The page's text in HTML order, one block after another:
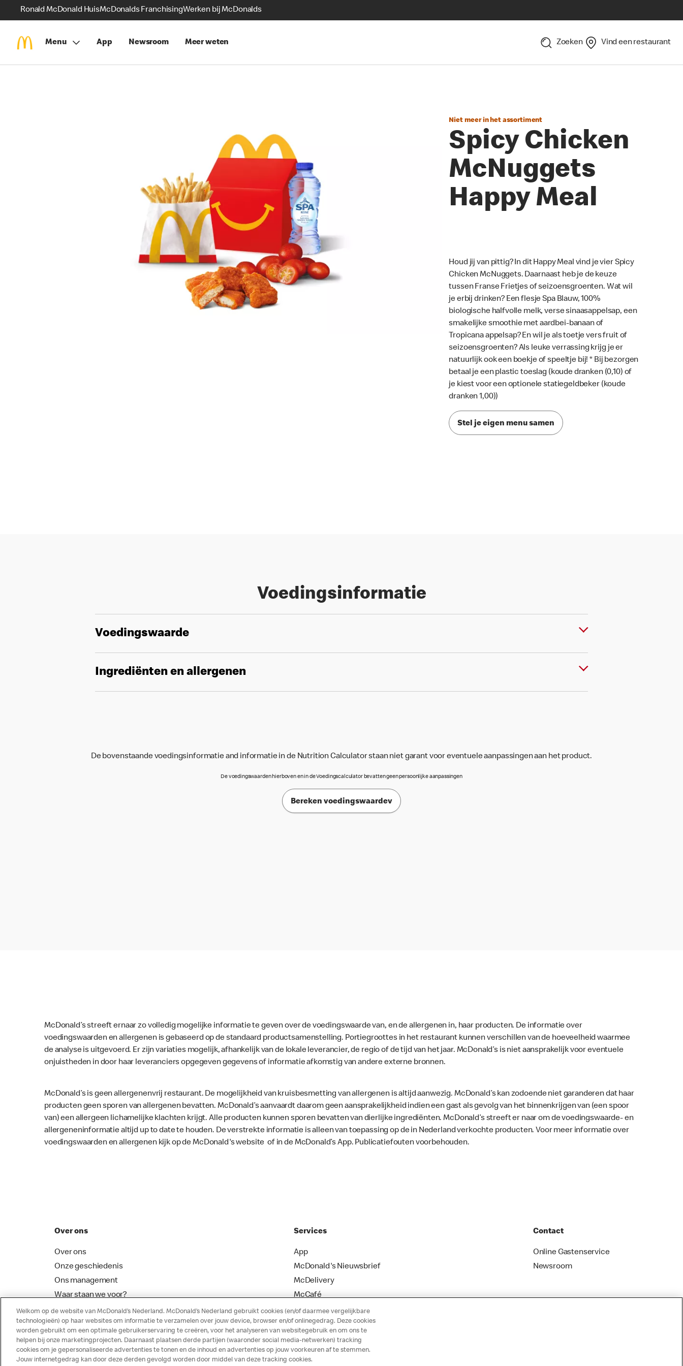
Ronald McDonald HuisMcDonalds FranchisingWerken bij McDonalds
Menu App Newsroom Meer weten Zoeken Vind een restaurant
Niet meer in het assortiment
Spicy Chicken
McNuggets
Happy Meal
Houd jij van pittig? In dit Happy Meal vind je vier Spicy
Chicken McNuggets. Daarnaast heb je de keuze
tussen Franse Frietjes of seizoensgroenten. Wat wil
je erbij drinken? Een flesje Spa Blauw, 100%
biologische halfvolle melk, verse sinaasappelsap, een
smakelijke smoothie met aardbei-banaan of
Tropicana appelsap? En wil je als toetje vers fruit of
seizoensgroenten? Als leuke verrassing krijg je er
natuurlijk ook een boekje of speeltje bij! * Bij bezorgen
betaal je een plastic toeslag (koude dranken (0,10) of
je kiest voor een optionele statiegeldbeker (koude
dranken 1,00))
Stel je eigen menu samen
Voedingsinformatie
Voedingswaarde
Ingrediënten en allergenen
De bovenstaande voedingsinformatie and informatie in de Nutrition Calculator staan niet garant voor eventuele aanpassingen aan het product.
De voedingswaarden hierboven en in de Voedingscalculator bevatten geen persoonlijke aanpassingen
Bereken voedingswaardev
McDonald’s streeft ernaar zo volledig mogelijke informatie te geven over de voedingswaarde van, en de allergenen in, haar producten. De informatie over
voedingswaarden en allergenen is gebaseerd op de standaard productsamenstelling. Portiegroottes in het restaurant kunnen verschillen van de hoeveelheid waarmee
de analyse is uitgevoerd. Er zijn variaties mogelijk, afhankelijk van de lokale leverancier, de regio of de tijd van het jaar. McDonald’s is niet aansprakelijk voor eventuele
onjuistheden in door haar leveranciers opgegeven gegevens of informatie afkomstig van andere externe bronnen.
McDonald’s is geen allergenenvrij restaurant. De mogelijkheid van kruisbesmetting van allergenen is altijd aanwezig. McDonald’s kan zodoende niet garanderen dat haar
producten geen sporen van allergenen bevatten. McDonald’s aanvaardt daarom geen aansprakelijkheid indien een gast als gevolg van het binnenkrijgen van (een spoor
van) een allergeen lichamelijke klachten krijgt. Alle producten kunnen sporen bevatten van dierlijke ingrediënten. McDonald’s streeft er naar om de voedingswaarde- en
allergeneninformatie altijd up to date te houden. De verstrekte informatie is alleen van toepassing op de in Nederland verkochte producten. Voor meer informatie over
voedingswaarden en allergenen kijk op de McDonald's website of in de McDonald’s App. Publicatiefouten voorbehouden.
Over ons
Over ons
Onze geschiedenis
Ons management
Waar staan we voor?
McDonalds Franchising
Services
App
McDonald's Nieuwsbrief
McDelivery
McCafé
Contact
Online Gastenservice
Newsroom
Welkom op de website van McDonald’s Nederland. McDonald’s Nederland gebruikt cookies (en/of daarmee vergelijkbare
technologieën) op haar websites om informatie te verzamelen over jouw device, browser en/of onlinegedrag. Deze cookies
worden gebruikt om een optimale gebruikerservaring te creëren, voor het analyseren van websitegebruik en om ons te
helpen bij onze marketingprojecten. Daarnaast plaatsen derde partijen (waaronder social media-netwerken) tracking
cookies om je gepersonaliseerde advertenties te tonen en de inhoud en advertenties op jouw voorkeuren af te stemmen.
Jouw internetgedrag kan door deze derden gevolgd worden door middel van deze tracking cookies.